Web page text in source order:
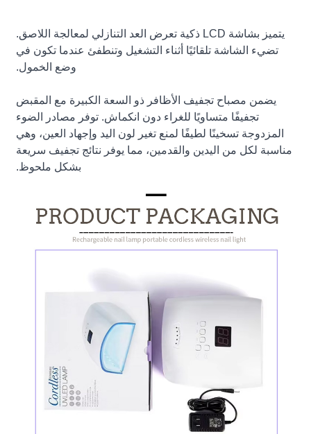
يتميز بشاشة LCD ذكية تعرض العد التنازلي لمعالجة اللاصق.
تضيء الشاشة تلقائيًا أثناء التشغيل وتنطفئ عندما تكون في
وضع الخمول.
يضمن مصباح تجفيف الأظافر ذو السعة الكبيرة مع المقبض
تجفيفًا متساويًا للغراء دون انكماش. توفر مصادر الضوء
المزدوجة تسخينًا لطيفًا لمنع تغير لون اليد وإجهاد العين، وهي
مناسبة لكل من اليدين والقدمين، مما يوفر نتائج تجفيف سريعة
بشكل ملحوظ.